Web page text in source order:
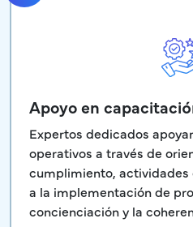
Apoyo en
Expertos dedicados
operativos a través de
cumplimiento, actividades
a la implementación de
concienciación y la